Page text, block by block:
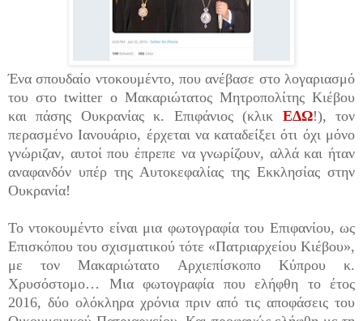
Ένα σπουδαίο ντοκουμέντο, που ανέβασε στο λογαριασμό
του στο twitter ο Μακαριώτατος Μητροπολίτης Κιέβου
και πάσης Ουκρανίας κ. Επιφάνιος (κλικ ΕΔΩ!), τον
περασμένο Ιανουάριο, έρχεται να καταδείξει ότι όχι μόνο
γνώριζαν, αυτοί που έπρεπε να γνωρίζουν, αλλά και ήταν
αναφανδόν υπέρ της Αυτοκεφαλίας της Εκκλησίας στην
Ουκρανία!
Το ντοκουμέντο είναι μια φωτογραφία του Επιφανίου, ως
Επισκόπου του σχισματικού τότε «Πατριαρχείου Κιέβου»,
με τον Μακαριώτατο Αρχιεπίσκοπο Κύπρου κ.
Χρυσόστομο… Μια φωτογραφία που ελήφθη το έτος
2016, δύο ολόκληρα χρόνια πριν από τις αποφάσεις του